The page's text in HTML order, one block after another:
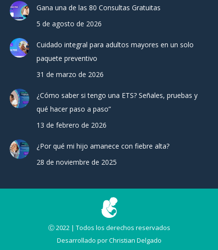
Gana una de las 80 Consultas Gratuitas
5 de agosto de 2026
Cuidado integral para adultos mayores en un solo
paquete preventivo
31 de marzo de 2026
¿Cómo saber si tengo una ETS? Señales, pruebas y
qué hacer paso a paso”
13 de febrero de 2026
¿Por qué mi hijo amanece con fiebre alta?
28 de noviembre de 2025
Ⓒ 2022 | Todos los derechos reservados
Desarrollado porChristian Delgado